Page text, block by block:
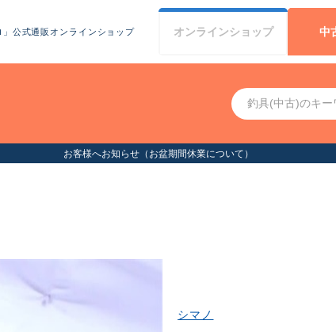
公式通販オンラインショップ オンラインショップ 中
お客様へお知らせ（お盆期間休業について）
シマノ